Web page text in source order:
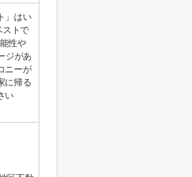
」はい
ストで
性や
ジがあ
ニーが
に帰る
い